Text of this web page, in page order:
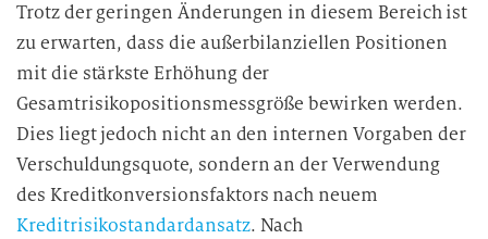
Trotz der geringen Änderungen in diesem Bereich ist
zu erwarten, dass die außerbilanziellen Positionen
mit die stärkste Erhöhung der
Gesamtrisikopositionsmessgröße bewirken werden.
Dies liegt jedoch nicht an den internen Vorgaben der
Verschuldungsquote, sondern an der Verwendung
des Kreditkonversionsfaktors nach neuem
Kreditrisikostandardansatz. Nach